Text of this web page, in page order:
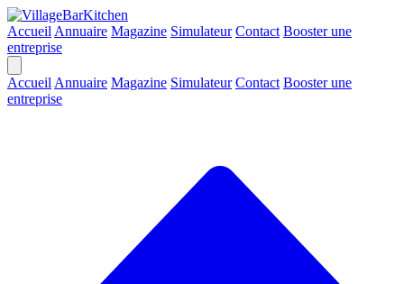
Accueil Annuaire Magazine Simulateur Contact Booster une
entreprise
Accueil Annuaire Magazine Simulateur Contact Booster une
entreprise